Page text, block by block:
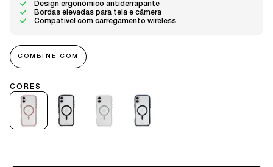
Design ergonômico antiderrapante
Bordas elevadas para tela e câmera
Compatível com carregamento wireless
COMBINE COM